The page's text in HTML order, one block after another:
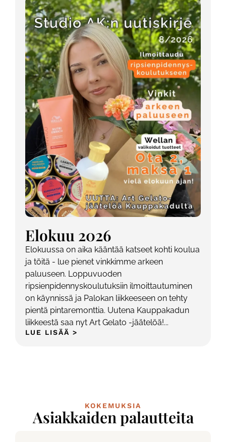
Elokuu 2026
Elokuussa on aika kääntää katseet kohti koulua
ja töitä - lue pienet vinkkimme arkeen
paluuseen. Loppuvuoden
ripsienpidennyskoulutuksiin ilmoittautuminen
on käynnissä ja Palokan liikkeeseen on tehty
pientä pintaremonttia. Uutena Kauppakadun
liikkeestä saa nyt Art Gelato -jäätelöä!...
LUE LISÄÄ >
KOKEMUKSIA
Asiakkaiden palautteita